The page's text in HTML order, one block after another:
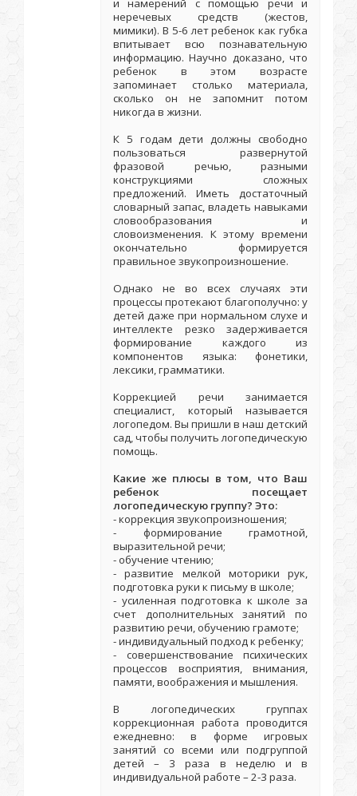
и намерений с помощью речи и
неречевых средств (жестов,
мимики). В 5-6 лет ребенок как губка
впитывает всю познавательную
информацию. Научно доказано, что
ребенок в этом возрасте
запоминает столько материала,
сколько он не запомнит потом
никогда в жизни.
К 5 годам дети должны свободно
пользоваться развернутой
фразовой речью, разными
конструкциями сложных
предложений. Иметь достаточный
словарный запас, владеть навыками
словообразования и
словоизменения. К этому времени
окончательно формируется
правильное звукопроизношение.
Однако не во всех случаях эти
процессы протекают благополучно: у
детей даже при нормальном слухе и
интеллекте резко задерживается
формирование каждого из
компонентов языка: фонетики,
лексики, грамматики.
Коррекцией речи занимается
специалист, который называется
логопедом. Вы пришли в наш детский
сад, чтобы получить логопедическую
помощь.
Какие же плюсы в том, что Ваш
ребенок посещает
логопедическую группу? Это:
- коррекция звукопроизношения;
- формирование грамотной,
выразительной речи;
- обучение чтению;
- развитие мелкой моторики рук,
подготовка руки к письму в школе;
- усиленная подготовка к школе за
счет дополнительных занятий по
развитию речи, обучению грамоте;
- индивидуальный подход к ребенку;
- совершенствование психических
процессов восприятия, внимания,
памяти, воображения и мышления.
В логопедических группах
коррекционная работа проводится
ежедневно: в форме игровых
занятий со всеми или подгруппой
детей – 3 раза в неделю и в
индивидуальной работе – 2-3 раза.